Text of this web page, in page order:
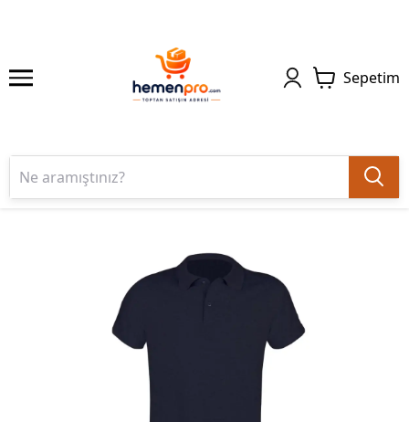
Sepetim